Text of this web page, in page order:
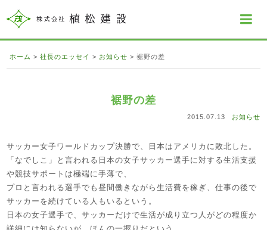
ホーム >社長のエッセイ > お知らせ >裾野の差
裾野の差
2015.07.13 お知らせ
サッカー女子ワールドカップ決勝で、日本はアメリカに敗北した。
「なでしこ」と言われる日本の女子サッカー選手に対する生活支援
や競技サポートは極端に手薄で、
プロと言われる選手でも昼間働きながら生活費を稼ぎ、仕事の後で
サッカーを続けている人もいるという。
日本の女子選手で、サッカーだけで生活が成り立つ人がどの程度か
詳細には知らないが、ほんの一握りだという。